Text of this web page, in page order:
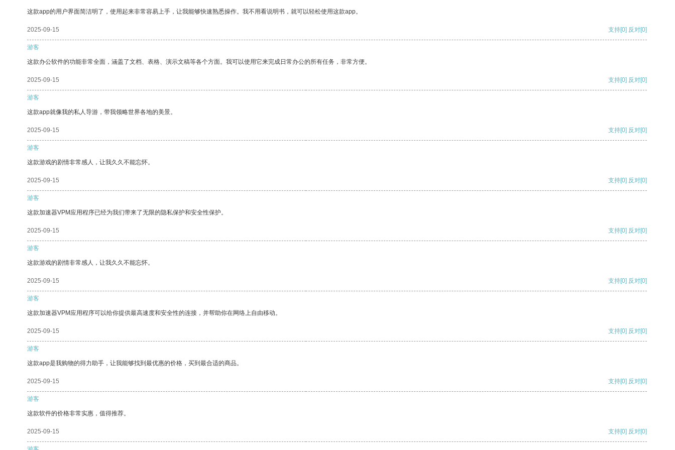
这款app的用户界面简洁明了，使用起来非常容易上手，让我能够快速熟悉操作。我不用看说明书，就可以轻松使用这款app。
2025-09-15 支持[0] 反对[0]
游客
这款办公软件的功能非常全面，涵盖了文档、表格、演示文稿等各个方面。我可以使用它来完成日常办公的所有任务，非常方便。
2025-09-15 支持[0] 反对[0]
游客
这款app就像我的私人导游，带我领略世界各地的美景。
2025-09-15 支持[0] 反对[0]
游客
这款游戏的剧情非常感人，让我久久不能忘怀。
2025-09-15 支持[0] 反对[0]
游客
这款加速器VPM应用程序已经为我们带来了无限的隐私保护和安全性保护。
2025-09-15 支持[0] 反对[0]
游客
这款游戏的剧情非常感人，让我久久不能忘怀。
2025-09-15 支持[0] 反对[0]
游客
这款加速器VPM应用程序可以给你提供最高速度和安全性的连接，并帮助你在网络上自由移动。
2025-09-15 支持[0] 反对[0]
游客
这款app是我购物的得力助手，让我能够找到最优惠的价格，买到最合适的商品。
2025-09-15 支持[0] 反对[0]
游客
这款软件的价格非常实惠，值得推荐。
2025-09-15 支持[0] 反对[0]